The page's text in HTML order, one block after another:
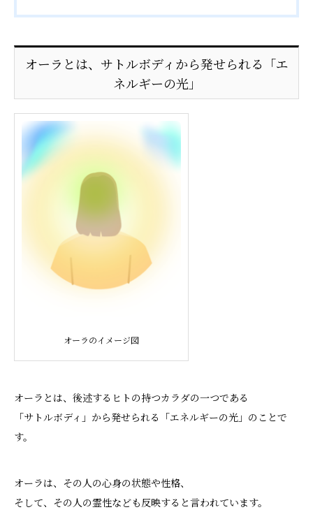
オーラとは、サトルボディから発せられる「エ
ネルギーの光」
オーラのイメージ図
オーラとは、後述するヒトの持つカラダの一つである
「サトルボディ」から発せられる「エネルギーの光」のことで
す。
オーラは、その人の心身の状態や性格、
そして、その人の霊性なども反映すると言われています。